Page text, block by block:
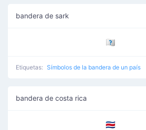
bandera de sark
🇨🇶
Etiquetas: Símbolos de la bandera de un país
bandera de costa rica
🇨🇷